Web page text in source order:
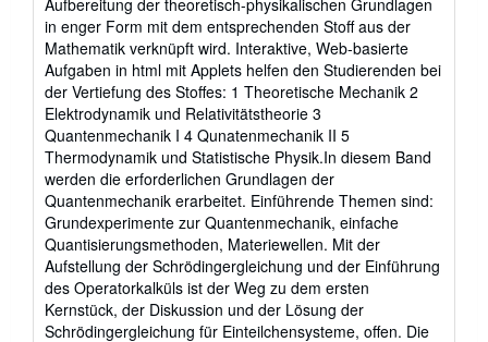
stars
Aufbereitung der theoretisch-physikalischen Grundlagen
in enger Form mit dem entsprechenden Stoff aus der
Mathematik verknüpft wird. Interaktive, Web-basierte
Aufgaben in html mit Applets helfen den Studierenden bei
der Vertiefung des Stoffes: 1 Theoretische Mechanik 2
Elektrodynamik und Relativitätstheorie 3
Quantenmechanik I 4 Qunatenmechanik II 5
Thermodynamik und Statistische Physik.In diesem Band
werden die erforderlichen Grundlagen der
Quantenmechanik erarbeitet. Einführende Themen sind:
Grundexperimente zur Quantenmechanik, einfache
Quantisierungsmethoden, Materiewellen. Mit der
Aufstellung der Schrödingergleichung und der Einführung
des Operatorkalküls ist der Weg zu dem ersten
Kernstück, der Diskussion und der Lösung der
Schrödingergleichung für Einteilchensysteme, offen. Die